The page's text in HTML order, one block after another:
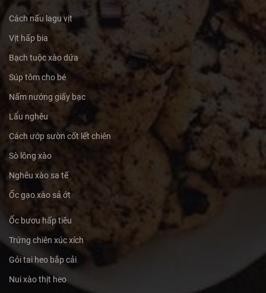
Cách nấu lagu vịt
Vịt hấp bia
Bạch tuộc xào dứa
Súp tôm cho bé
Nấm nướng giấy bạc
Lẩu nghêu
Cách ướp sườn cốt lết chiên
Sò lông xào
Nghêu xào sa tế
Ốc gạo xào sả ớt
Ốc bươu hấp tiêu
Trứng chiên xúc xích
Gỏi tai heo bắp cải
Nui xào thịt heo